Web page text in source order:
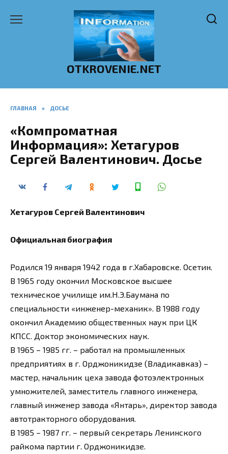
OTKROVENIE.NET
ГЛАВНАЯ » ДОСЬЕ
«Компроматная
Информация»: Хетагуров
Сергей Валентинович. Досье
Хетагуров Сергей Валентинович
Официальная биография
Родился 19 января 1942 года в г.Хабаровске. Осетин.
В 1965 году окончил Московское высшее
техническое училище им.Н.Э.Баумана по
специальности «инженер-механик». В 1988 году
окончил Академию общественных наук при ЦК
КПСС. Доктор экономических наук.
В 1965 – 1985 гг. – работал на промышленных
предприятиях в г. Орджоникидзе (Владикавказ) –
мастер, начальник цеха завода фотоэлектронных
умножителей, заместитель главного инженера,
главный инженер завода «Янтарь», директор завода
автотракторного оборудования.
В 1985 – 1987 гг. – первый секретарь Ленинского
райкома партии г. Орджоникидзе.